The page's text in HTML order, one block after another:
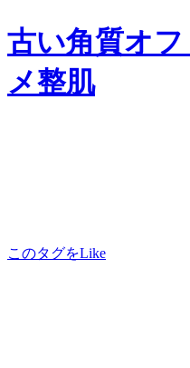
古い角質オ
メ整肌
このタグをLike